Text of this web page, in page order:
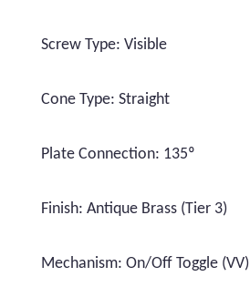
Screw Type: Visible
Cone Type: Straight
Plate Connection: 135º
Finish: Antique Brass (Tier 3)
Mechanism: On/Off Toggle (VV)